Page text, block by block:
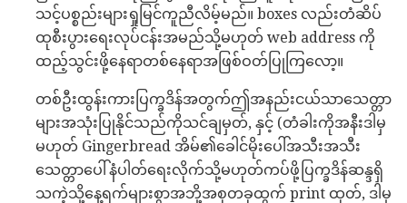
သင့်ပစ္စည်းများရှုမြင်ကူညီလိမ့်မည်။ boxes လည်းတံဆိပ်
ထုစီးပွားရေးလုပ်ငန်းအမည်သို့မဟုတ် web address ကို
ထည့်သွင်းဖို့နေရာတစ်နေရာအဖြစ်ဝတ်ပြုကြလော့။
တစ်ဦးထွန်းကားပြက္ခဒိန်အတွက်ဤအနည်းငယ်သာသေတ္တာ
များအသုံးပြုနိုင်သည်ကိုသင်ချမှတ်, နှင့် (တံခါးကိုအနီးဒါမှ
မဟုတ် Gingerbread အိမ်၏ခေါင်မိုးပေါ်အသီးအသီး
သေတ္တာပေါ်နံပါတ်ရေးလိုက်သို့မဟုတ်ကပ်ဖို့ပြက္ခဒိန်ဆန္ဒရှိ
သကဲ့သို့နေ့ရက်များစွာအဘို့အစုတခုထွက် print ထုတ်, ဒါမှ